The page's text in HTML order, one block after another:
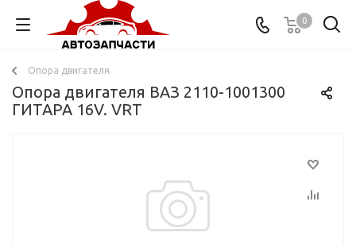
0
Опора двигателя
Опора двигателя ВАЗ 2110-1001300
ГИТАРА 16V. VRT